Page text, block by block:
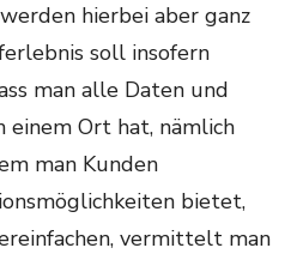
hierbei aber ganz
soll insofern
man alle Daten und
einem Ort hat, nämlich
man Kunden
bietet,
vermittelt man